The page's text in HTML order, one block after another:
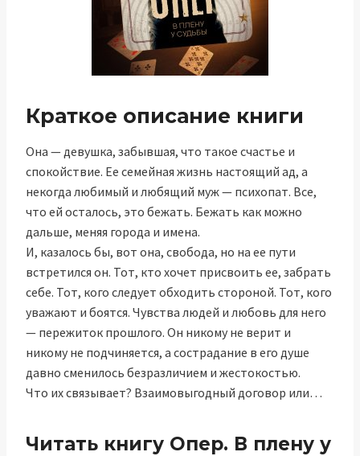
Краткое описание книги
Она — девушка, забывшая, что такое счастье и
спокойствие. Ее семейная жизнь настоящий ад, а
некогда любимый и любящий муж — психопат. Все,
что ей осталось, это бежать. Бежать как можно
дальше, меняя города и имена.
И, казалось бы, вот она, свобода, но на ее пути
встретился он. Тот, кто хочет присвоить ее, забрать
себе. Тот, кого следует обходить стороной. Тот, кого
уважают и боятся. Чувства людей и любовь для него
— пережиток прошлого. Он никому не верит и
никому не подчиняется, а сострадание в его душе
давно сменилось безразличием и жестокостью.
Что их связывает? Взаимовыгодный договор или…
Читать книгу Опер. В плену у